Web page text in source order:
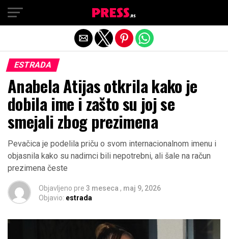
ESTRADA
Anabela Atijas otkrila kako je
dobila ime i zašto su joj se
smejali zbog prezimena
Pevačica je podelila priču o svom internacionalnom imenu i
objasnila kako su nadimci bili nepotrebni, ali šale na račun
prezimena česte
Objavljeno pre 3 meseca , maj 9, 2026
Objavio: estrada
Exit mobile version